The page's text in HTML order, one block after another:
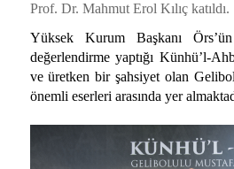
Prof. Dr. Mahmut Erol Kılıç katıldı.
Yüksek Kurum Başkanı
değerlendirme yaptığı Künhü’l-
ve üretken bir şahsiyet olan
önemli eserleri arasında yer